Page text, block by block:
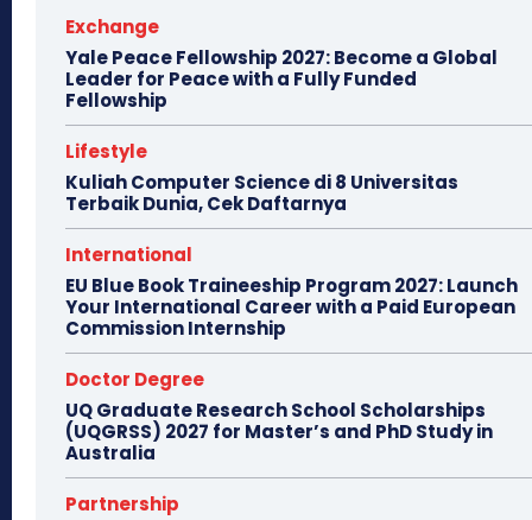
Exchange
Yale Peace Fellowship 2027: Become a Global
Leader for Peace with a Fully Funded
Fellowship
Lifestyle
Kuliah Computer Science di 8 Universitas
Terbaik Dunia, Cek Daftarnya
International
EU Blue Book Traineeship Program 2027: Launch
Your International Career with a Paid European
Commission Internship
Doctor Degree
UQ Graduate Research School Scholarships
(UQGRSS) 2027 for Master’s and PhD Study in
Australia
Partnership